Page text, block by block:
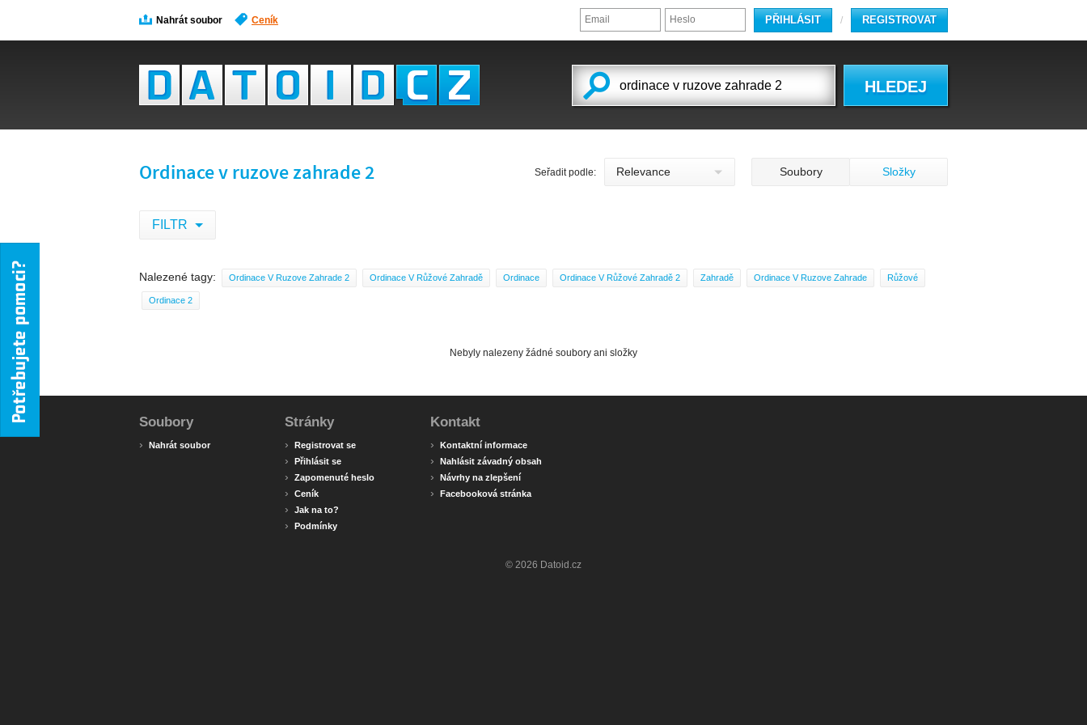
Nahrát soubor Ceník /
PŘIHLÁSIT REGISTROVAT
HLEDEJ
Ordinace v ruzove zahrade 2 Seřadit podle: Soubory Složky
FILTR
Nalezené tagy: Ordinace V Ruzove Zahrade 2 Ordinace V Růžové Zahradě Ordinace Ordinace V Růžové Zahradě 2 Zahradě Ordinace V Ruzove Zahrade Růžové
Ordinace 2
Nebyly nalezeny žádné soubory ani složky
Soubory
› Nahrát soubor
Stránky
› Registrovat se
› Přihlásit se
› Zapomenuté heslo
› Ceník
› Jak na to?
› Podmínky
Kontakt
› Kontaktní informace
› Nahlásit závadný obsah
› Návrhy na zlepšení
› Facebooková stránka
© 2026 Datoid.cz